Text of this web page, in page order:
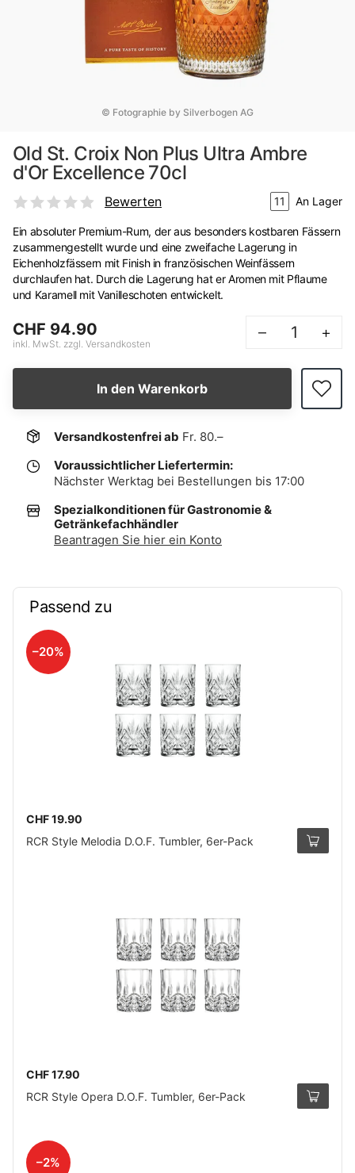
© Fotographie by Silverbogen AG
Old St. Croix Non Plus Ultra Ambre
d'Or Excellence 70cl
Bewerten 11 An Lager
Ein absoluter Premium-Rum, der aus besonders kostbaren Fässern
zusammengestellt wurde und eine zweifache Lagerung in
Eichenholzfässern mit Finish in französischen Weinfässern
durchlaufen hat. Durch die Lagerung hat er Aromen mit Pflaume
und Karamell mit Vanilleschoten entwickelt.
CHF 94.90
inkl. MwSt. zzgl. Versandkosten
– +
In den Warenkorb
Versandkostenfrei ab Fr. 80.–
Voraussichtlicher Liefertermin:
Nächster Werktag bei Bestellungen bis 17:00
Spezialkonditionen für Gastronomie &
Getränkefachhändler
Beantragen Sie hier ein Konto
Passend zu
–20%
CHF 19.90
RCR Style Melodia D.O.F. Tumbler, 6er-Pack
CHF 17.90
RCR Style Opera D.O.F. Tumbler, 6er-Pack
–2%